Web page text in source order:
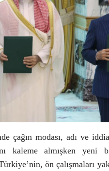
çağın modası, adı ve
kaleme almışken yeni
ön çalışmaları